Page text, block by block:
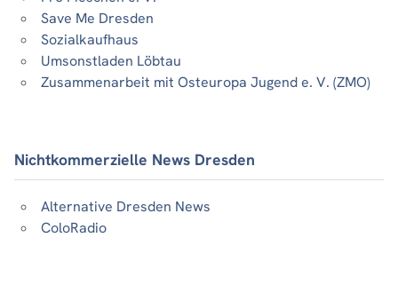
Save Me Dresden
Sozialkaufhaus
Umsonstladen Löbtau
Zusammenarbeit mit Osteuropa Jugend e. V. (ZMO)
Nichtkommerzielle News Dresden
Alternative Dresden News
ColoRadio